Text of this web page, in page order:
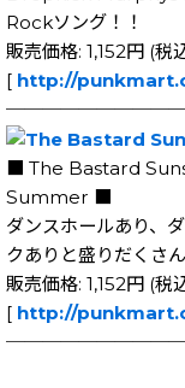
Rockソング！！
販売価格: 1,152円 (税
[ http://
■ The Bastard
Summer ■
ダンスホールあり、
クありと盛りだくさ
販売価格: 1,152円 (税
[ http://